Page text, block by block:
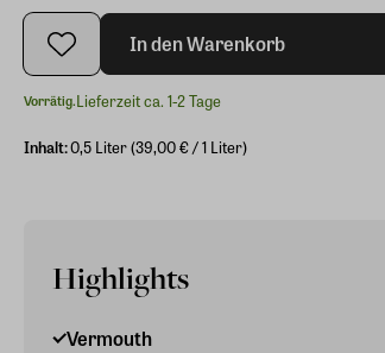
In den Warenkorb
Vorrätig.Lieferzeit ca. 1-2 Tage
Inhalt:0,5 Liter (39,00 € / 1 Liter)
Highlights
Vermouth